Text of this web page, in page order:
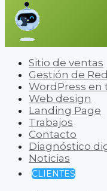
Sitio de ventas
Gestión de
WordPress en
Web design
Landing Page
Trabajos
Contacto
Diagnóstico
Noticias
CLIENTES